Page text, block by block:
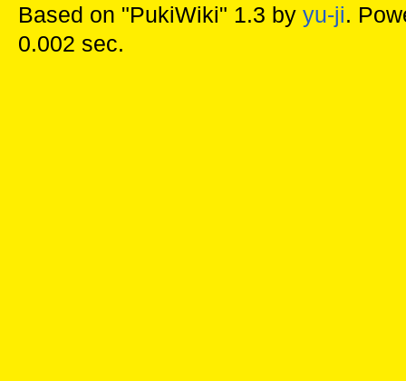
Based on "PukiWiki" 1.3 by yu-ji.
0.002 sec.